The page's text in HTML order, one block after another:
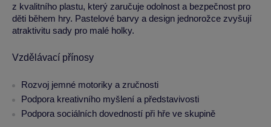
z kvalitního plastu, který zaručuje odolnost a bezpečnost pro
děti během hry. Pastelové barvy a design jednorožce zvyšují
atraktivitu sady pro malé holky.
Vzdělávací přínosy
Rozvoj jemné motoriky a zručnosti
Podpora kreativního myšlení a představivosti
Podpora sociálních dovedností při hře ve skupině